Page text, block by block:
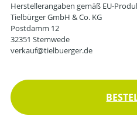
Herstellerangaben gemäß EU-
Tielbürger GmbH & Co. KG
Postdamm 12
32351 Stemwede
verkauf@tielbuerger.de